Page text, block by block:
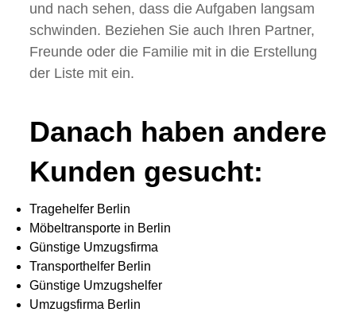
und nach sehen, dass die Aufgaben langsam
schwinden. Beziehen Sie auch Ihren Partner,
Freunde oder die Familie mit in die Erstellung
der Liste mit ein.
Danach haben andere
Kunden gesucht:
Tragehelfer Berlin
Möbeltransporte in Berlin
Günstige Umzugsfirma
Transporthelfer Berlin
Günstige Umzugshelfer
Umzugsfirma Berlin